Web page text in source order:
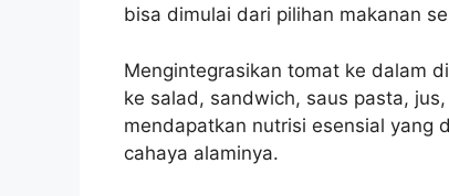
bisa dimulai dari pilihan makanan
Mengintegrasikan tomat ke dalam
ke salad, sandwich, saus pasta,
mendapatkan nutrisi esensial yang
cahaya alaminya.